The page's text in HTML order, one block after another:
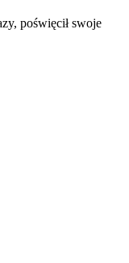
poświęcił swoje